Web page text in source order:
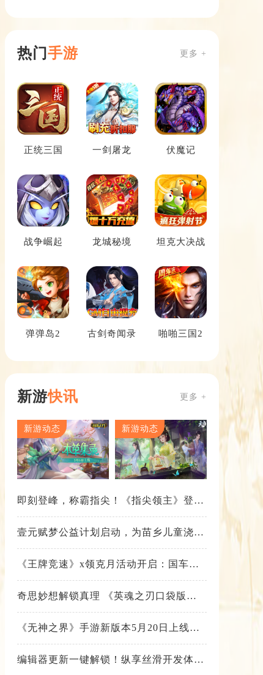
热门手游 更多 +
正统三国 一剑屠龙 伏魔记
战争崛起 龙城秘境 坦克大决战
弹弹岛2 古剑奇闻录 啪啪三国2
新游快讯 更多 +
新游动态 新游动态
即刻登峰，称霸指尖！《指尖领主》登峰
壹元赋梦公益计划启动，为苗乡儿童浇筑
《王牌竞速》x领克月活动开启：国车喜
奇思妙想解锁真理 《英魂之刃口袋版》
《无神之界》手游新版本5月20日上线，
编辑器更新一键解锁！纵享丝滑开发体